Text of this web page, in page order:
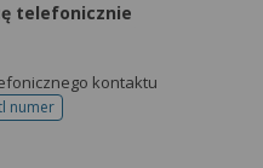
telefonicznie
kontaktu
numer
telefonu do rejestracji